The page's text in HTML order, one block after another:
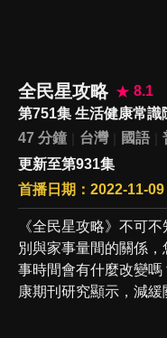
全民星攻略
8.1
第751集 生活健康常識
47 分鐘
台灣 國語
更新至第931集
首播日期：2022-11-09
《全民星攻略》不可
別與家事量間的關係
事時間會有什麼改變
康期刊研究顯示，減